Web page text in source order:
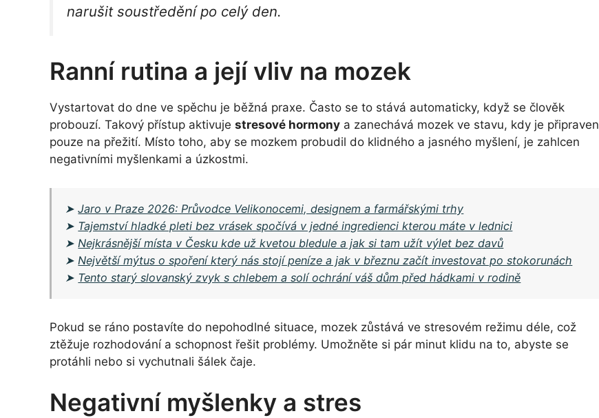
narušit soustředění po celý den.
Ranní rutina a její vliv na mozek
Vystartovat do dne ve spěchu je běžná praxe. Často se to stává automaticky, když se člověk
probouzí. Takový přístup aktivuje stresové hormony a zanechává mozek ve stavu, kdy je připraven
pouze na přežití. Místo toho, aby se mozkem probudil do klidného a jasného myšlení, je zahlcen
negativními myšlenkami a úzkostmi.
➤Jaro v Praze 2026: Průvodce Velikonocemi, designem a farmářskými trhy
➤ Tajemství hladké pleti bez vrásek spočívá v jedné ingredienci kterou máte v lednici
➤Nejkrásnější místa v Česku kde už kvetou bledule a jak si tam užít výlet bez davů
➤Největší mýtus o spoření který nás stojí peníze a jak v březnu začít investovat po stokorunách
➤ Tento starý slovanský zvyk s chlebem a solí ochrání váš dům před hádkami v rodině
Pokud se ráno postavíte do nepohodlné situace, mozek zůstává ve stresovém režimu déle, což
ztěžuje rozhodování a schopnost řešit problémy. Umožněte si pár minut klidu na to, abyste se
protáhli nebo si vychutnali šálek čaje.
Negativní myšlenky a stres